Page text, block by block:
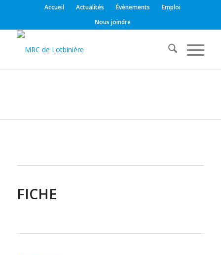
Accueil Actualités Évènements
Emploi
Nous joindre
FICHE